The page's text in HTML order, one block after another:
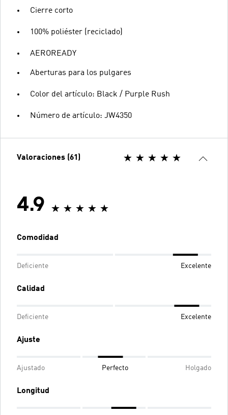
Cierre corto
100% poliéster (reciclado)
AEROREADY
Aberturas para los pulgares
Color del artículo: Black / Purple Rush
Número de artículo: JW4350
Valoraciones (61)
4.9
Comodidad
Deficiente Excelente
Calidad
Deficiente Excelente
Ajuste
Ajustado Perfecto Holgado
Longitud